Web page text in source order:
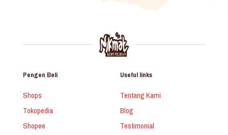
Pengen Beli
Shops
Tokopedia
Shopee
Useful links
Tentang Kami
Blog
Testimonial